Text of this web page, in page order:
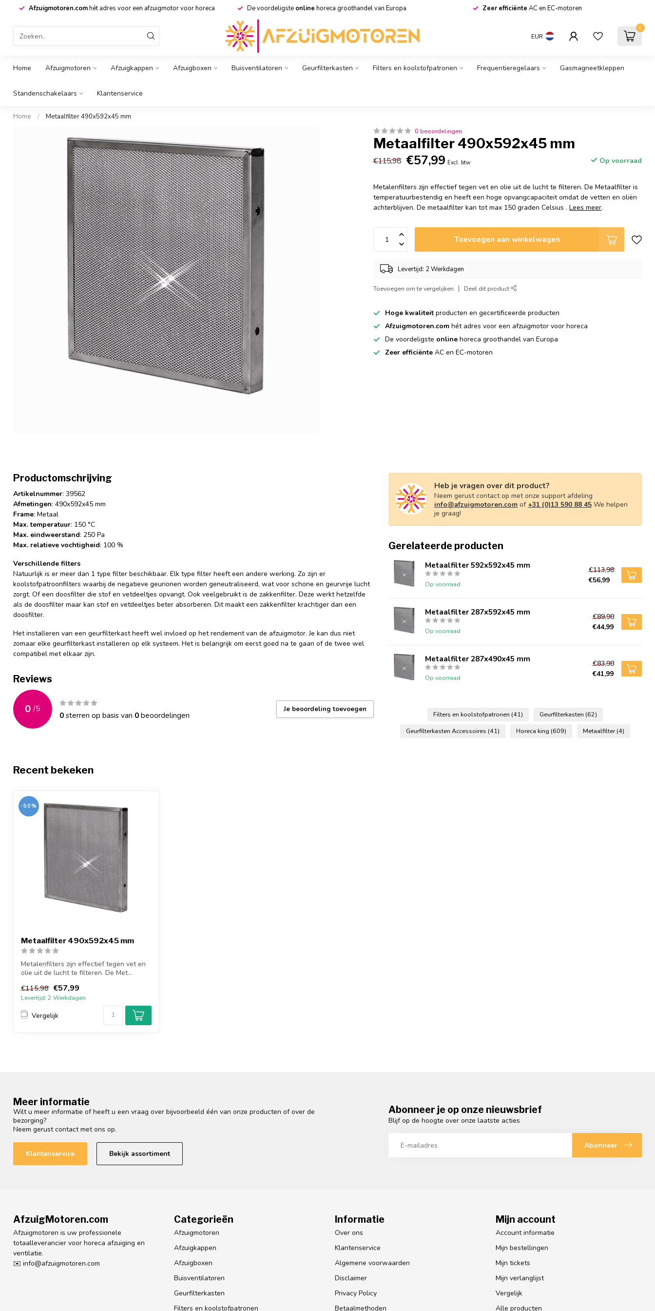
Hoge kwaliteitproducten en gecertificeerde producten Afzuigmotoren.comhét adres voor een afzuigmotor voor horeca De voordeligsteonlinehoreca groothandel van Europa
EUR
0
Home Afzuigmotoren Afzuigkappen Afzuigboxen Buisventilatoren Geurfilterkasten Filters en koolstofpatronen Frequentieregelaars Gasmagneetkleppen
Standenschakelaars Klantenservice
Home / Metaalfilter 490x592x45 mm
0 beoordelingen
Metaalfilter 490x592x45 mm
€115,98 €57,99 Excl. btw Op voorraad
Metalenfilters zijn effectief tegen vet en olie uit de lucht te filteren. De Metaalfilter is
temperatuurbestendig en heeft een hoge opvangcapaciteit omdat de vetten en oliën
achterblijven. De metaalfilter kan tot max 150 graden Celsius .Lees meer.
Toevoegen aan winkelwagen
Levertijd: 2 Werkdagen
Toevoegen om te vergelijken Deel dit product
Hoge kwaliteitproducten en gecertificeerde producten
Afzuigmotoren.com hét adres voor een afzuigmotor voor horeca
De voordeligste online horeca groothandel van Europa
Zeer efficiënte AC en EC-motoren
Productomschrijving
Artikelnummer: 39562
Afmetingen: 490x592x45 mm
Frame: Metaal
Max. temperatuur: 150 °C
Max. eindweerstand: 250 Pa
Max. relatieve vochtigheid: 100 %
Verschillende filters
Natuurlijk is er meer dan 1 type filter beschikbaar. Elk type filter heeft een andere werking. Zo zijn er
koolstofpatroonfilters waarbij de negatieve geurionen worden geneutraliseerd, wat voor schone en geurvrije lucht
zorgt. Of een doosfilter die stof en vetdeeltjes opvangt. Ook veelgebruikt is de zakkenfilter. Deze werkt hetzelfde
als de doosfilter maar kan stof en vetdeeltjes beter absorberen. Dit maakt een zakkenfilter krachtiger dan een
doosfilter.
Het installeren van een geurfilterkast heeft wel invloed op het rendement van de afzuigmotor. Je kan dus niet
zomaar elke geurfilterkast installeren op elk systeem. Het is belangrijk om eerst goed na te gaan of de twee wel
compatibel met elkaar zijn.
Reviews
0 /5
0sterren op basis van 0beoordelingen
Je beoordeling toevoegen
Heb je vragen over dit product?
Neem gerust contact op met onze support afdeling
info@afzuigmotoren.com of +31 (0)13 590 88 45 We helpen
je graag!
Gerelateerde producten
Metaalfilter 592x592x45 mm
Op voorraad
€113,98
€56,99
Metaalfilter 287x592x45 mm
Op voorraad
€89,98
€44,99
Metaalfilter 287x490x45 mm
Op voorraad
€83,98
€41,99
Filters en koolstofpatronen (41) Geurfilterkasten (62)
Geurfilterkasten Accessoires (41) Horeca king (609) Metaalfilter(4)
Recent bekeken
-50%
Metaalfilter 490x592x45 mm
Metalenfilters zijn effectief tegen vet en
olie uit de lucht te filteren. De Met...
€115,98 €57,99
Levertijd: 2 Werkdagen
Vergelijk
Meer informatie
Wilt u meer informatie of heeft u een vraag over bijvoorbeeld één van onze producten of over de
bezorging?
Neem gerust contact met ons op.
Klantenservice Bekijk assortiment
Abonneer je op onze nieuwsbrief
Blijf op de hoogte over onze laatste acties
Abonneer
AfzuigMotoren.com
Afzuigmotoren is uw professionele
totaalleverancier voor horeca afzuiging en
ventilatie.
✉️ info@afzuigmotoren.com
Categorieën
Afzuigmotoren
Afzuigkappen
Afzuigboxen
Buisventilatoren
Geurfilterkasten
Filters en koolstofpatronen
Informatie
Over ons
Klantenservice
Algemene voorwaarden
Disclaimer
Privacy Policy
Betaalmethoden
Mijn account
Account informatie
Mijn bestellingen
Mijn tickets
Mijn verlanglijst
Vergelijk
Alle producten